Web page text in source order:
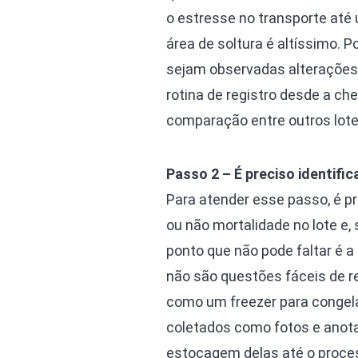
o estresse no transporte até
área de soltura é altíssimo.
sejam observadas
rotina de registro desde a
comparação entre outros
Passo 2 – É preciso
Para atender esse passo, é
ou não mortalidade no lote
ponto que não pode faltar é
não são questões fáceis de
como um freezer para
coletados como fotos e
estocagem delas até o